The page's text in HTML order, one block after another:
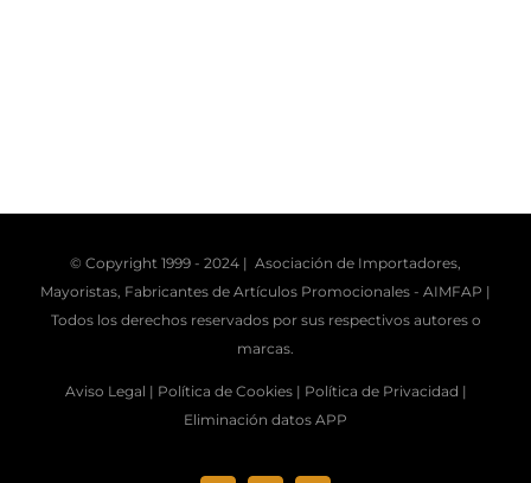
© Copyright 1999 - 2024 | Asociación de Importadores,
Mayoristas, Fabricantes de Artículos Promocionales - AIMFAP |
Todos los derechos reservados por sus respectivos autores o
marcas.
Aviso Legal | Política de Cookies | Política de Privacidad |
Eliminación datos APP